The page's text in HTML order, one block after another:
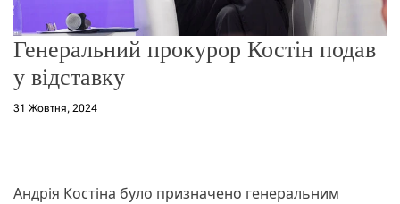
Генеральний прокурор Костін подав
у відставку
31 Жовтня, 2024
Андрія Костіна було призначено генеральним